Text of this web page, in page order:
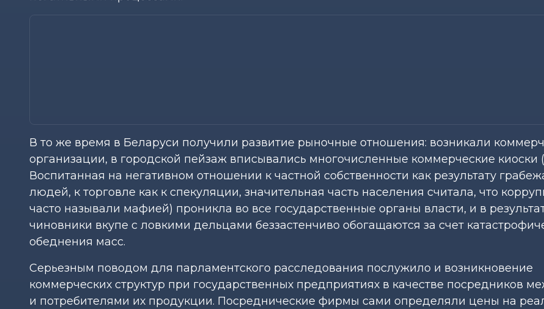
В то же время в Беларуси получили развитие рыночные отношения: возникали
организации, в городской пейзаж вписывались многочисленные коммерческие киоски
Воспитанная на негативном отношении к частной собственности как результату
людей, к торговле как к спекуляции, значительная часть населения считала, что
часто называли мафией) проникла во все государственные органы власти, и в
чиновники вкупе с ловкими дельцами беззастенчиво обогащаются за счет
обеднения масс.
Серьезным поводом для парламентского расследования послужило и возникновение
коммерческих структур при государственных предприятиях в качестве посредников
и потребителями их продукции. Посреднические фирмы сами определяли цены на